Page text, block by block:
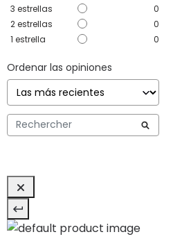
3 estrellas
0
2estrellas
0
1 estrella 0
Ordenar las opiniones